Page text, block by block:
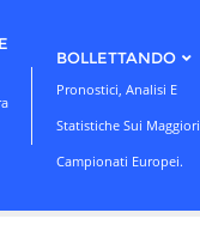
BOLLETTANDO
Pronostici, Analisi E
Statistiche Sui Maggiori
Campionati Europei.